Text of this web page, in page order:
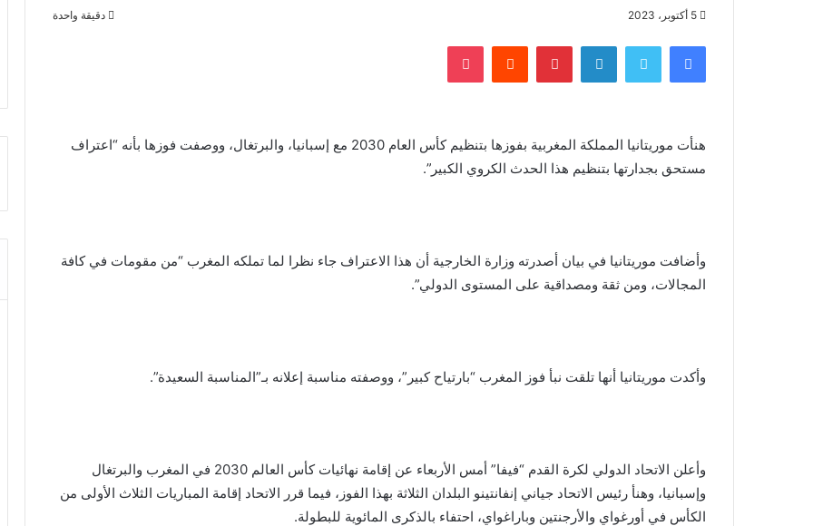
5 أكتوبر، 2023 دقيقة واحدة
فيسبوك لينكدإن بينتيريست
هنأت موريتانيا المملكة المغربية بفوزها بتنظيم كأس العام 2030 مع إسبانيا، والبرتغال، ووصفت فوزها بأنه “اعتراف
مستحق بجدارتها بتنظيم هذا الحدث الكروي الكبير”.
وأضافت موريتانيا في بيان أصدرته وزارة الخارجية أن هذا الاعتراف جاء نظرا لما تملكه المغرب “من مقومات في كافة
المجالات، ومن ثقة ومصداقية على المستوى الدولي”.
وأكدت موريتانيا أنها تلقت نبأ فوز المغرب “بارتياح كبير”، ووصفته مناسبة إعلانه بـ”المناسبة السعيدة”.
وأعلن الاتحاد الدولي لكرة القدم “فيفا” أمس الأربعاء عن إقامة نهائيات كأس العالم 2030 في المغرب والبرتغال
وإسبانيا، وهنأ رئيس الاتحاد جياني إنفانتينو البلدان الثلاثة بهذا الفوز، فيما قرر الاتحاد إقامة المباريات الثلاث الأولى من
الكأس في أورغواي والأرجنتين وباراغواي، احتفاء بالذكرى المائوية للبطولة.